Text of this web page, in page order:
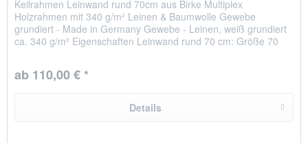
Keilrahmen Leinwand rund 70cm aus Birke Multiplex
Holzrahmen mit 340 g/m² Leinen & Baumwolle Gewebe
grundiert - Made in Germany Gewebe - Leinen, weiß grundiert
ca. 340 g/m² Eigenschaften Leinwand rund 70 cm: Größe 70
ab 110,00 € *
Details